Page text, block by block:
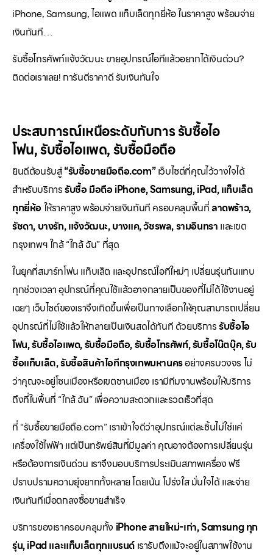
iPhone, Samsung, ไอแพด แท็บเล็ตทุกยี่ห้อ ในราคาสูง พร้อมจ่าย
เงินทันที…
รับซื้อโทรศัพท์แจ้งวัฒนะ ขายอุปกรณ์ไอทีแล้วอยากได้เงินด่วน?
ติดต่อเราเลย! การันตีราคาดี รับเงินทันใจ
ประสบการณ์เหนือระดับกับการรับซื้อไอ
โฟน,รับซื้อไอแพด,รับซื้อมือถือ
ยินดีต้อนรับสู่“รับซื้อขายมือถือ.com”เว็บไซต์ที่คุณไว้วางใจได้
สำหรับบริการรับซื้อ มือถือ iPhone, Samsung, iPad, แท็บเล็ต
ทุกยี่ห้อให้ราคาสูง พร้อมจ่ายเงินทันที ครอบคลุมพื้นที่ลาดพร้าว,
รัชดา, บางรัก, แจ้งวัฒนะ, บางแค, วัชรพล, รามอินทรา และเขต
กรุงเทพฯ ใกล้ “ใกล้ ฉัน” ที่สุด
ในยุคที่สมาร์ทโฟน แท็บเล็ต และอุปกรณ์ไอทีใหม่ๆ เปลี่ยนรุ่นกันแทบ
ทุกช่วงเวลา อุปกรณ์ที่คุณใช้แล้วอาจกลายเป็นของที่ไม่ได้ใช้งานอยู่
เฉยๆ เว็บไซต์ของเราจึงเกิดขึ้นเพื่อเป็นทางเลือกให้คุณสามารถเปลี่ยน
อุปกรณ์ที่ไม่ใช้แล้วให้กลายเป็นเงินสดได้ทันที ด้วยบริการรับซื้อไอ
โฟน, รับซื้อไอแพด, รับซื้อมือถือ, รับซื้อโทรศัพท์, รับซื้อโน๊ตบุ๊ค, รับ
ซื้อแท็บเล็ต, รับซื้อสินค้าไอทีกรุงเทพมหานครอย่างครบวงจร ไม่
ว่าคุณจะอยู่โซนเมืองหรือเขตชานเมือง เรามีทีมงานพร้อมให้บริการ
ถึงที่ในพื้นที่ “ใกล้ ฉัน” เพื่อความสะดวกและรวดเร็วที่สุด
ที่ “รับซื้อขายมือถือ.com” เราเข้าใจดีว่าอุปกรณ์แต่ละชิ้นไม่ใช่แค่
เครื่องใช้ไฟฟ้า แต่เป็นทรัพย์สินที่มีมูลค่า คุณอาจต้องการเปลี่ยนรุ่น
หรือต้องการเงินด่วน เราจึงมอบบริการประเมินสภาพเครื่อง ฟรี
ปราบปรามความยุ่งยากทั้งหลาย โดยเน้น โปร่งใส มั่นใจได้ และจ่าย
เงินทันทีเมื่อตกลงซื้อขายสำเร็จ
บริการของเราครอบคลุมทั้ง iPhone สายใหม่-เก่า, Samsung ทุก
รุ่น, iPad และแท็บเล็ตทุกแบรนด์ เรารับถึงแม้จะอยู่ในสภาพใช้งาน